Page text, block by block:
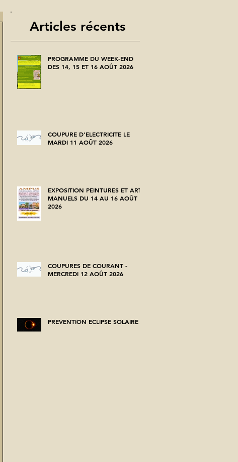
Articles récents
PROGRAMME DU WEEK-END
DES 14, 15 ET 16 AOÛT 2026
COUPURE D'ELECTRICITE LE
MARDI 11 AOÛT 2026
EXPOSITION PEINTURES ET ARTS
MANUELS DU 14 AU 16 AOÛT
2026
COUPURES DE COURANT -
MERCREDI 12 AOÛT 2026
PREVENTION ECLIPSE SOLAIRE